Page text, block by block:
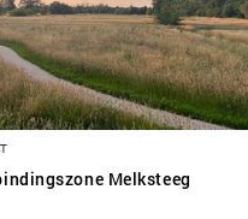
Melksteeg